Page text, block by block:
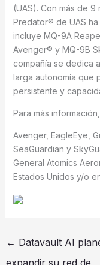
(UAS). Con más de
Predator® de UAS
incluye MQ-9A
Avenger® y MQ-9B
compañía se dedica
larga autonomía que
persistente y
Para más
Avenger, EagleEye,
SeaGuardian y
General Atomics
Estados Unidos y/o
← Datavault AI